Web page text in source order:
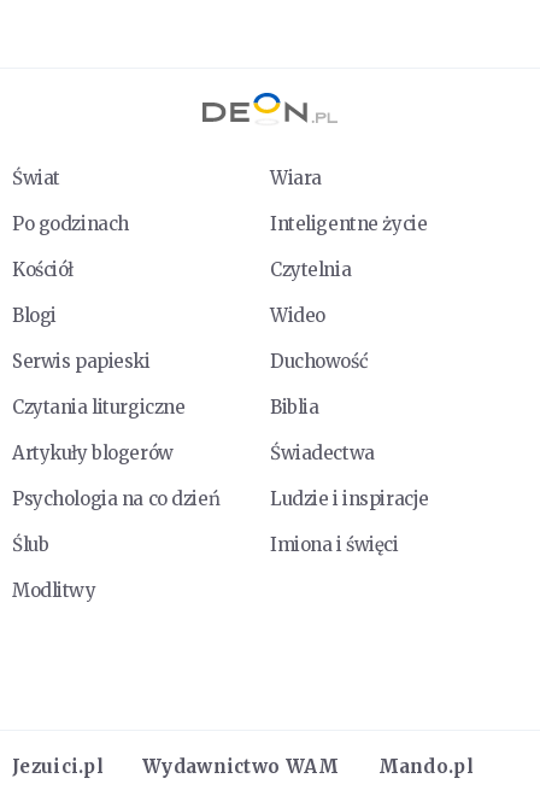
Świat
Wiara
Po godzinach
Inteligentne życie
Kościół
Czytelnia
Blogi
Wideo
Serwis papieski
Duchowość
Czytania liturgiczne
Biblia
Artykuły blogerów
Świadectwa
Psychologia na co dzień
Ludzie i inspiracje
Ślub
Imiona i święci
Modlitwy
Jezuici.pl Wydawnictwo WAM Mando.pl